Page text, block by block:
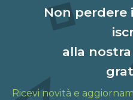
Non perdere
alla
Ricevi novità e